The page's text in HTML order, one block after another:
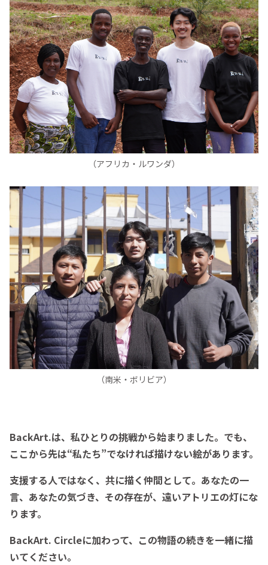
（アフリカ・ルワンダ）
（南米・ボリビア）
BackArt.は、私ひとりの挑戦から始まりました。でも、
ここから先は“私たち”でなければ描けない絵があります。
支援する人ではなく、共に描く仲間として。あなたの一
言、あなたの気づき、その存在が、遠いアトリエの灯にな
ります。
BackArt. Circleに加わって、この物語の続きを一緒に描
いてください。